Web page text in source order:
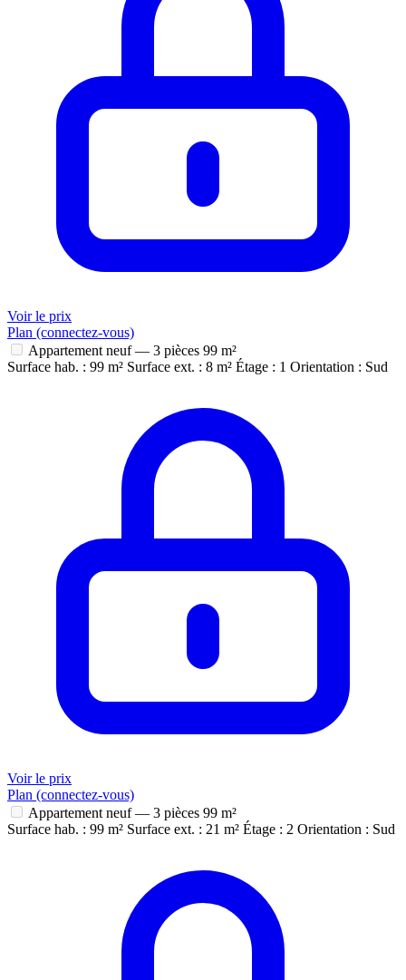
Voir le prix
Plan (connectez-vous)
Appartement neuf — 3 pièces 99 m²
Surface hab. : 99 m² Surface ext. : 8 m² Étage : 1 Orientation : Sud
Voir le prix
Plan (connectez-vous)
Appartement neuf — 3 pièces 99 m²
Surface hab. : 99 m² Surface ext. : 21 m² Étage : 2 Orientation : Sud